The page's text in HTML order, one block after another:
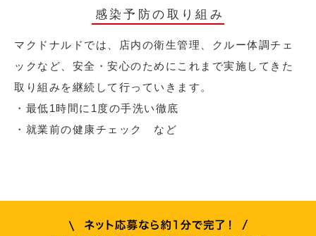
感染予防の取り組み
マクドナルドでは、店内の衛生管理、クルー体調チェ
ックなど、安全・安心のためにこれまで実施してきた
取り組みを継続して行っていきます。
・最低1時間に1度の手洗い徹底
・就業前の健康チェック など